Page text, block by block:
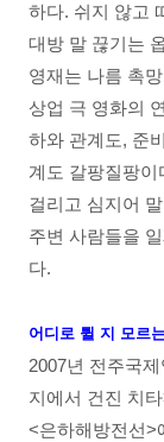
하다. 쉬지 않고
대방 말 끊기는
영재는 나름 촉
상업 극 영화의
하와 관계도, 준
계도 갈팡질팡
걸리고 심지어
주변 사람들을
다.
어디로 튈 지 모르
2007년 전주국
지에서 건진 치
<은하해방전선>